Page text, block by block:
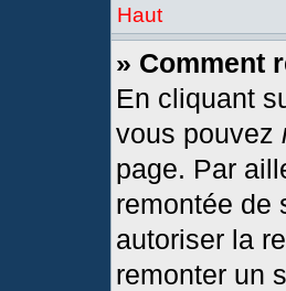
Haut
» Comment
En cliquant
vous pouvez
page. Par
remontée de
autoriser la
remonter un